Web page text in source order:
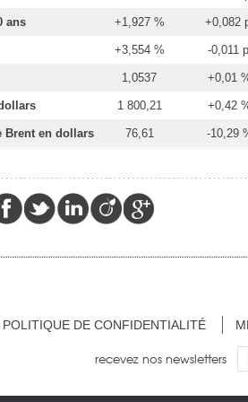
ans +1,927 % +0,082
+3,554 % -0,011
1,0537 +0,01
1 800,21 +0,42
Brent en dollars 76,61 -10,29
POLITIQUE DE CONFIDENTIALITÉ
recevez nos newsletters